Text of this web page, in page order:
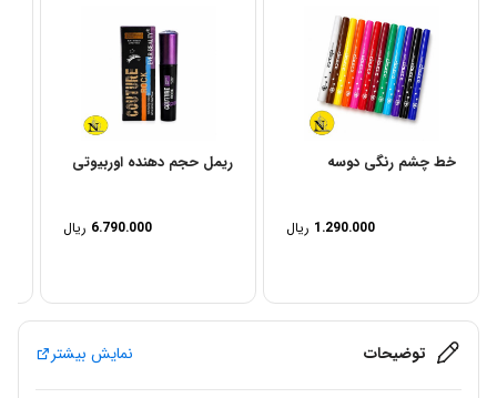
خط چشم رنگی دوسه
1.290.000 ریال
ریمل حجم دهنده اوربیوتی
6.790.000 ریال
توضیحات نمایش بیشتر